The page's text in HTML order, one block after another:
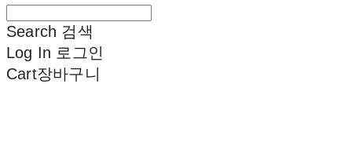
Search 검색
Log In 로그인
Cart장바구니